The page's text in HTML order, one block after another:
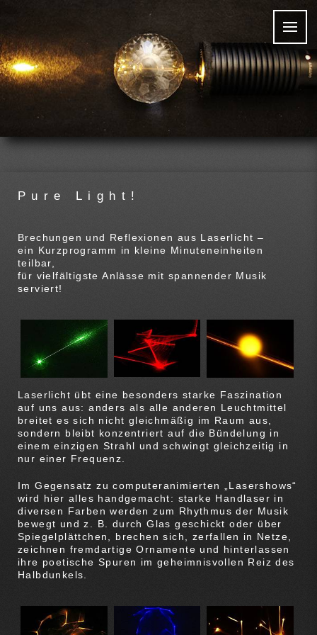
Pure Light!
Brechungen und Reflexionen aus Laserlicht –
ein Kurzprogramm in kleine Minuteneinheiten
teilbar,
für vielfältigste Anlässe mit spannender Musik
serviert!
Laserlicht übt eine besonders starke Faszination
auf uns aus: anders als alle anderen Leuchtmittel
breitet es sich nicht gleichmäßig im Raum aus,
sondern bleibt konzentriert auf die Bündelung in
einem einzigen Strahl und schwingt gleichzeitig in
nur einer Frequenz.
Im Gegensatz zu computeranimierten „Lasershows“
wird hier alles handgemacht: starke Handlaser in
diversen Farben werden zum Rhythmus der Musik
bewegt und z. B. durch Glas geschickt oder über
Spiegelplättchen, brechen sich, zerfallen in Netze,
zeichnen fremdartige Ornamente und hinterlassen
ihre poetische Spuren im geheimnisvollen Reiz des
Halbdunkels.